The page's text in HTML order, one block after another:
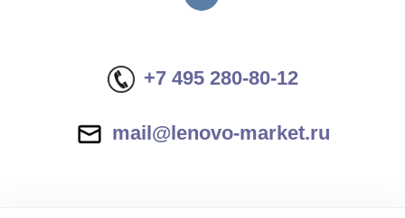
+7 495 280-80-12
mail@lenovo-market.ru